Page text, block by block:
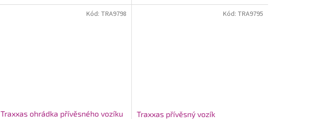
Traxxas ohrádka přívěsného vozíku
Kód: TRA9798
Traxxas přívěsný vozík
Kód: TRA9795